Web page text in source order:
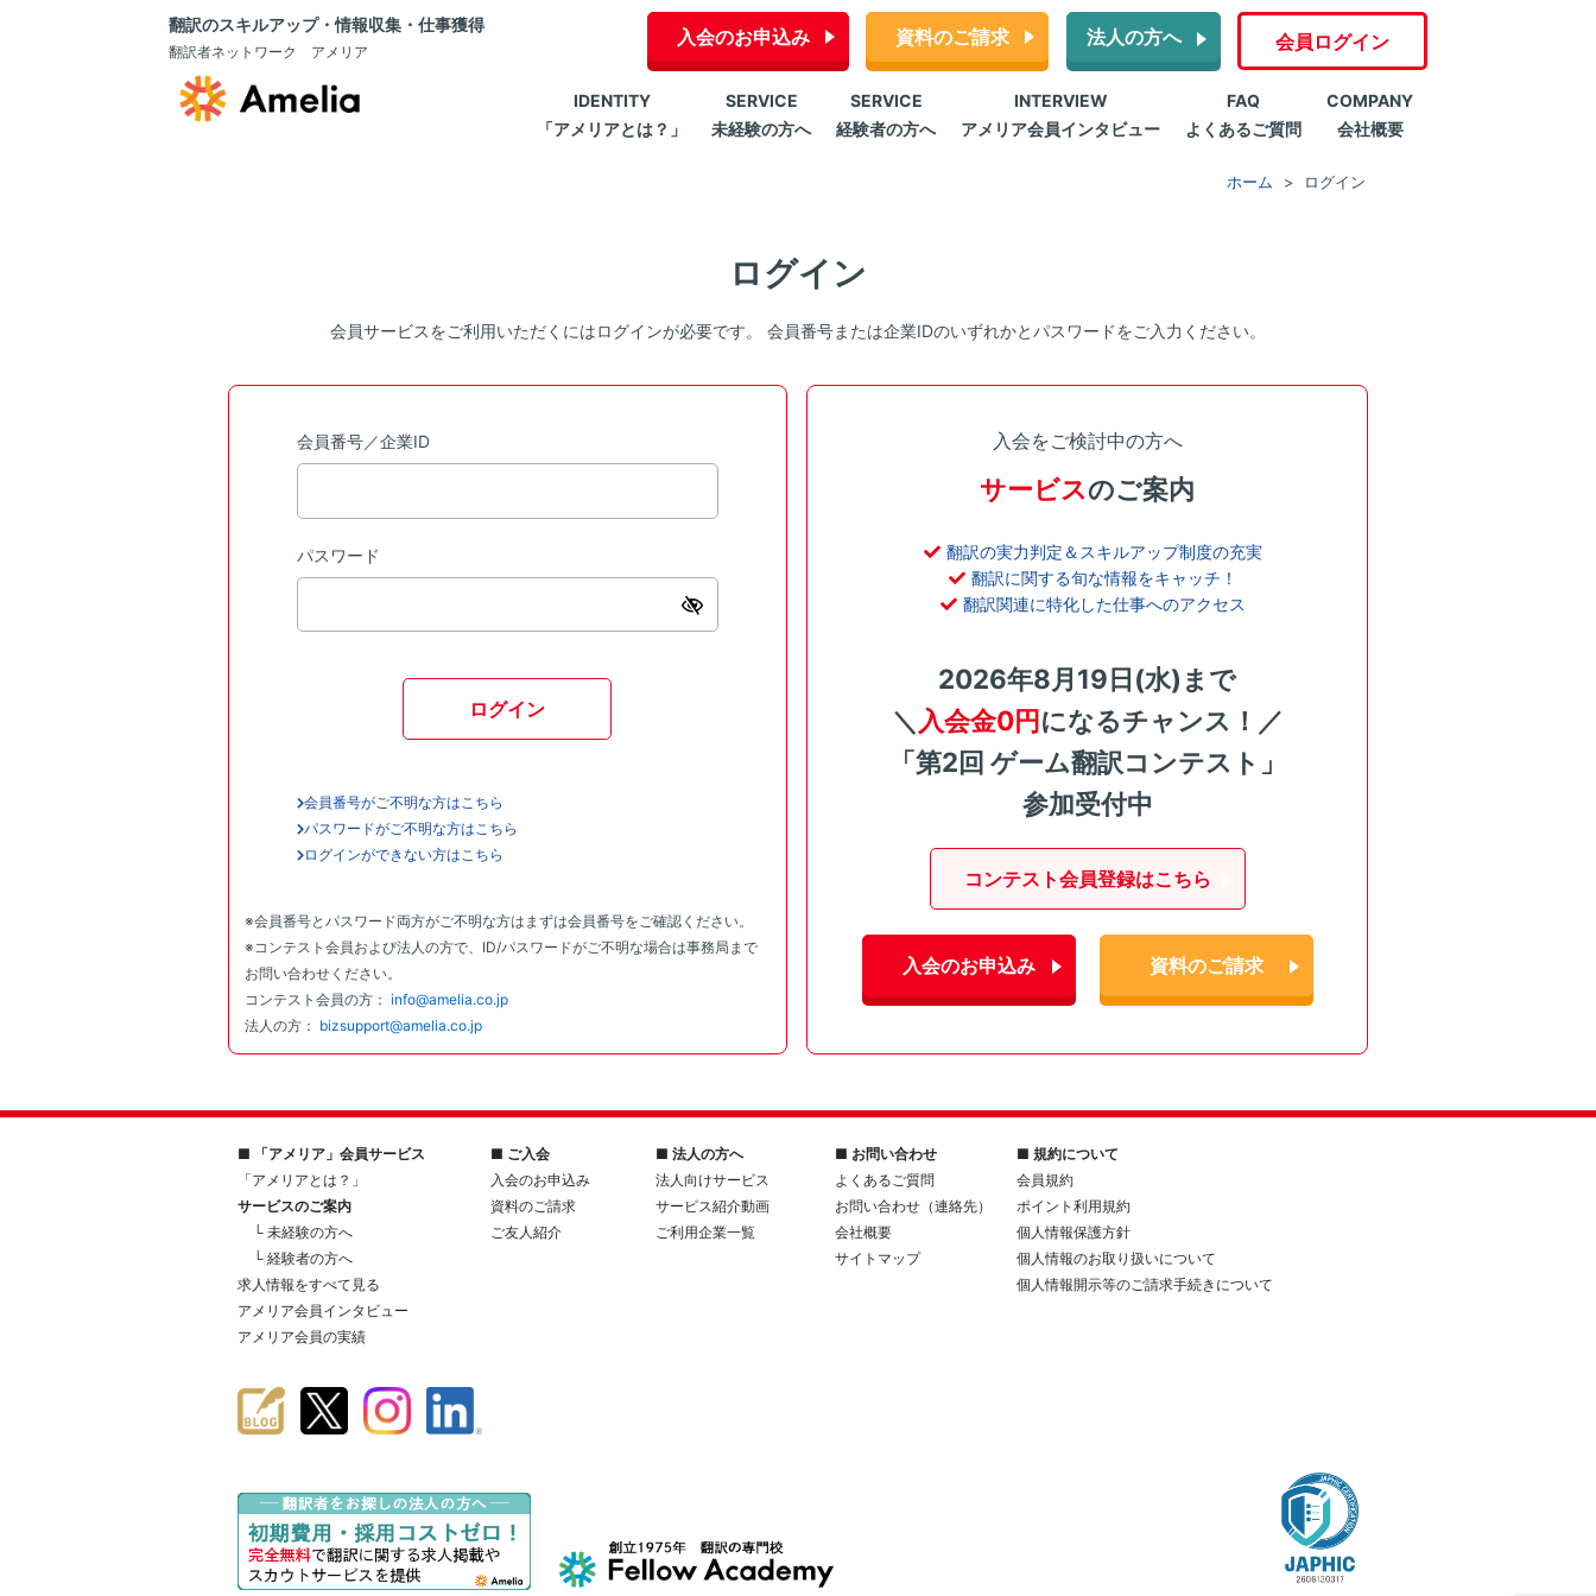
翻訳のスキルアップ・情報収集・仕事獲得
翻訳者ネットワーク アメリア
入会のお申込み 資料のご請求 法人の方へ 会員ログイン
IDENTITY
「アメリアとは？」
SERVICE
未経験の方へ
SERVICE
経験者の方へ
INTERVIEW
アメリア会員インタビュー
FAQ
よくあるご質問
COMPANY
会社概要
ホーム ログイン
ログイン
会員サービスをご利用いただくにはログインが必要です。 会員番号または企業IDのいずれかとパスワードをご入力ください。
会員番号／企業ID
パスワード
ログイン
会員番号がご不明な方はこちら
パスワードがご不明な方はこちら
ログインができない方はこちら
※会員番号とパスワード両方がご不明な方はまずは会員番号をご確認ください。
※コンテスト会員および法人の方で、ID/パスワードがご不明な場合は事務局まで
お問い合わせください。
コンテスト会員の方： info@amelia.co.jp
法人の方： bizsupport@amelia.co.jp
入会をご検討中の方へ
サービスのご案内
翻訳の実力判定＆スキルアップ制度の充実
翻訳に関する旬な情報をキャッチ！
翻訳関連に特化した仕事へのアクセス
2026年8月19日(水)まで
＼ 入会金0円になるチャンス！／
「第2回 ゲーム翻訳コンテスト」
参加受付中
コンテスト会員登録はこちら
入会のお申込み 資料のご請求
■ 「アメリア」会員サービス
「アメリアとは？」
サービスのご案内
└ 未経験の方へ
└ 経験者の方へ
求人情報をすべて見る
アメリア会員インタビュー
アメリア会員の実績
■ ご入会
入会のお申込み
資料のご請求
ご友人紹介
■ 法人の方へ
法人向けサービス
サービス紹介動画
ご利用企業一覧
■ お問い合わせ
よくあるご質問
お問い合わせ（連絡先）
会社概要
サイトマップ
■ 規約について
会員規約
ポイント利用規約
個人情報保護方針
個人情報のお取り扱いについて
個人情報開示等のご請求手続きについて